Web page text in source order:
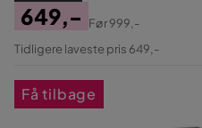
Pris
649,-
Original
Før999,-
Tidligere laveste pris 649,-
Få tilbage